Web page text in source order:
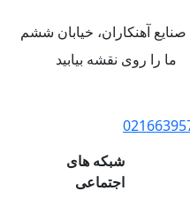
آهنکاران، خیابان ششم
ما را روی نقشه بیابید
شبکه های
اجتماعی